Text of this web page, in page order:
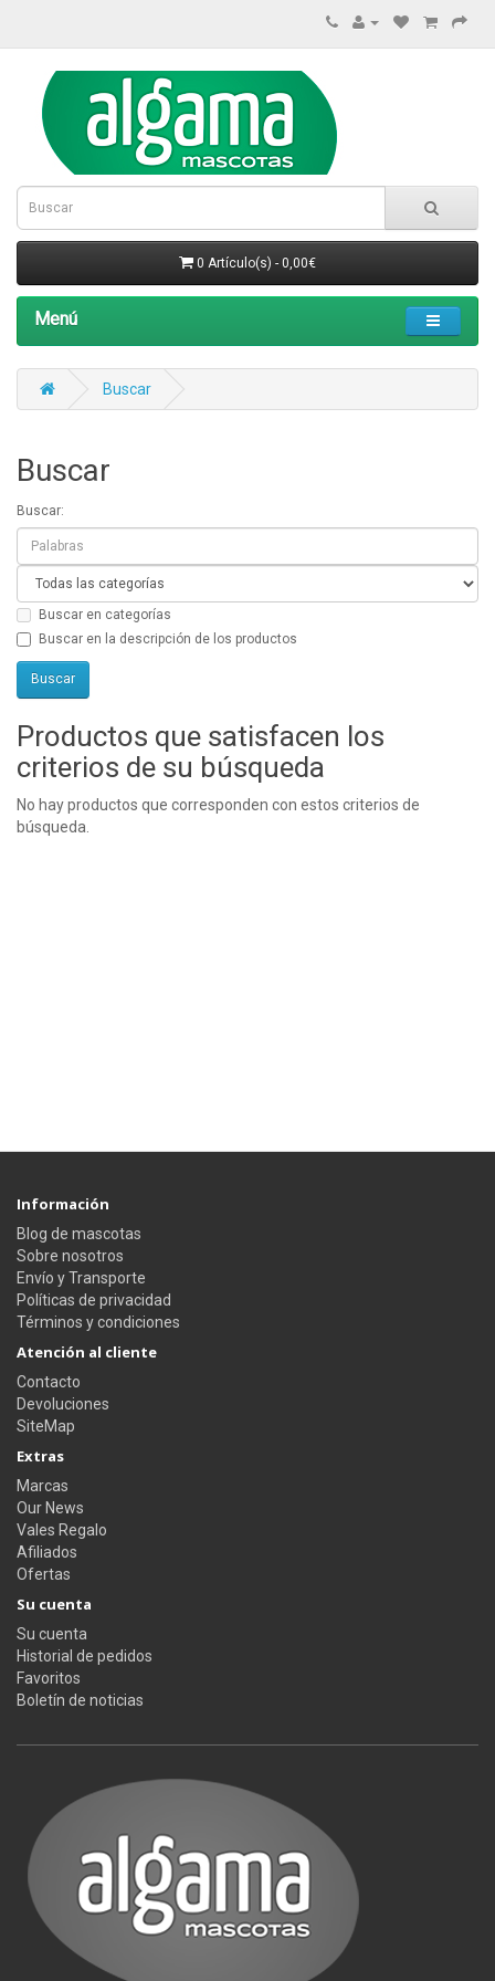
0 Artículo(s) - 0,00€
Menú
Buscar
Buscar
Buscar:
Buscar en categorías
Buscar en la descripción de los productos
Productos que satisfacen los
criterios de su búsqueda
No hay productos que corresponden con estos criterios de
búsqueda.
Información
Blog de mascotas
Sobre nosotros
Envío y Transporte
Políticas de privacidad
Términos y condiciones
Atención al cliente
Contacto
Devoluciones
SiteMap
Extras
Marcas
Our News
Vales Regalo
Afiliados
Ofertas
Su cuenta
Su cuenta
Historial de pedidos
Favoritos
Boletín de noticias